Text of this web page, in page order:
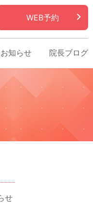
WEB予約
お知らせ 院長ブログ
せ